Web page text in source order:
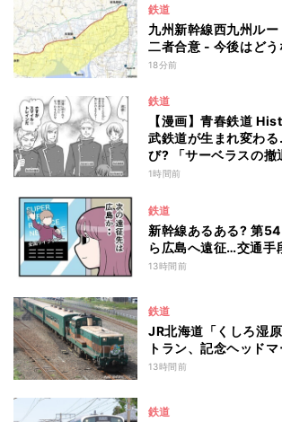
鉄道
九州新幹線西九州ル
二者合意 - 今後はどう
18分前
鉄道
【漫画】青春鉄道
武鉄道が生まれ変わ
び? 「サーベラスの撤
1時間前
鉄道
新幹線あるある? 第
ら広島へ遠征…交通手
13時間前
鉄道
JR北海道「くしろ湿
トラン、記念ヘッド
13時間前
鉄道